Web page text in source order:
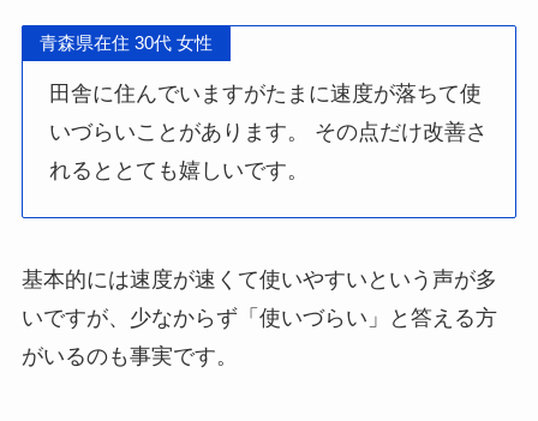
青森県在住 30代 女性
田舎に住んでいますがたまに速度が落ちて使
いづらいことがあります。 その点だけ改善さ
れるととても嬉しいです。
基本的には速度が速くて使いやすいという声が多
いですが、少なからず「使いづらい」と答える方
がいるのも事実です。